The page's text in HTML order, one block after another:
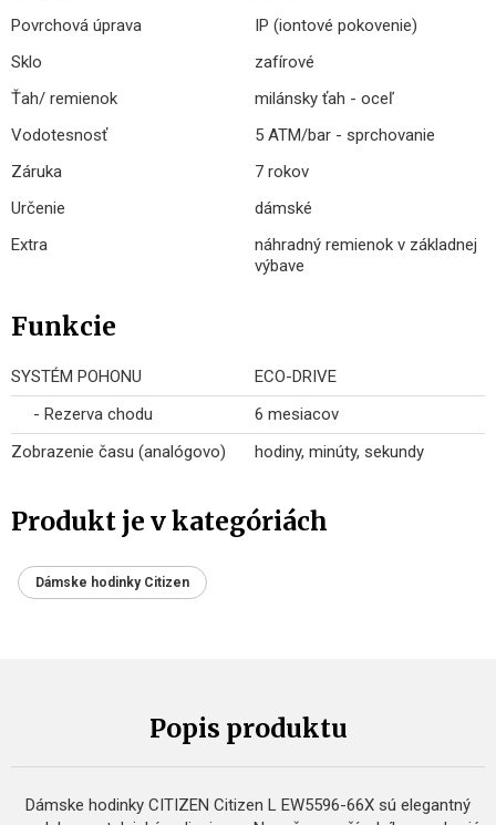
Povrchová úprava
IP (iontové pokovenie)
Sklo
zafírové
Ťah/ remienok
milánsky ťah - oceľ
Vodotesnosť
5 ATM/bar - sprchovanie
Záruka
7 rokov
Určenie
dámské
Extra
náhradný remienok v základnej
výbave
Funkcie
SYSTÉM POHONU
ECO-DRIVE
- Rezerva chodu
6 mesiacov
Zobrazenie času (analógovo)
hodiny, minúty, sekundy
Produkt je v kategóriách
Dámske hodinky Citizen
Popis produktu
Dámske hodinky CITIZEN Citizen L EW5596-66X sú elegantný